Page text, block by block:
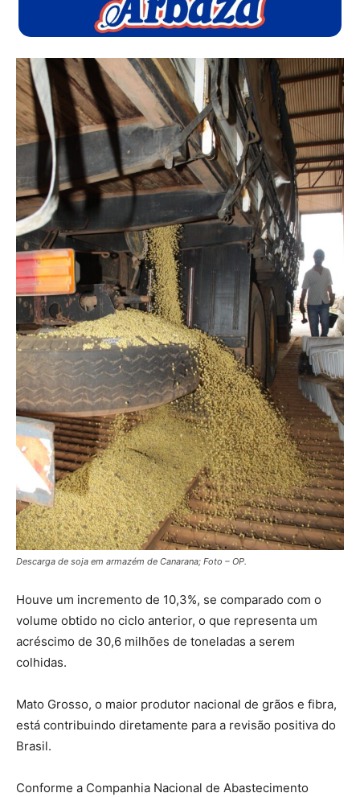
Descarga de soja em armazém de Canarana; Foto – OP.
Houve um incremento de 10,3%, se comparado com o
volume obtido no ciclo anterior, o que representa um
acréscimo de 30,6 milhões de toneladas a serem
colhidas.
Mato Grosso, o maior produtor nacional de grãos e fibra,
está contribuindo diretamente para a revisão positiva do
Brasil.
Conforme a Companhia Nacional de Abastecimento